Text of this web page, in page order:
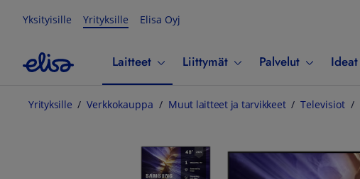
Yksityisille Yrityksille Elisa Oyj
Laitteet Liittymät Palvelut Ideat
Yrityksille Verkkokauppa Muut laitteet ja tarvikkeet Televisiot